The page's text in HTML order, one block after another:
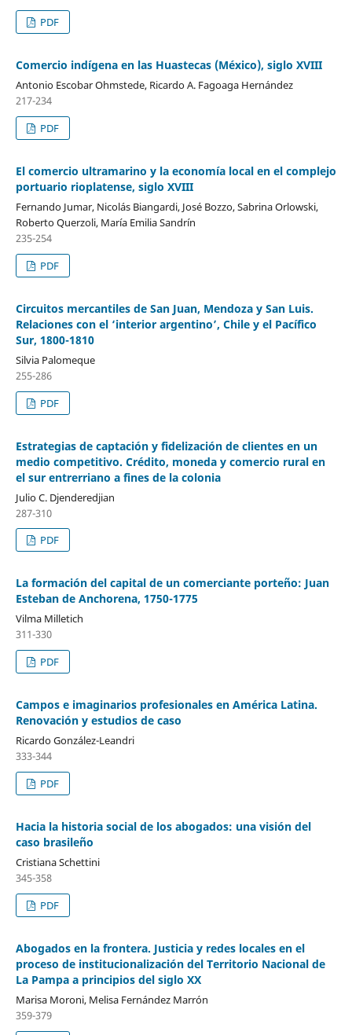
PDF
Comercio indígena en las Huastecas (México), siglo XVIII
Antonio Escobar Ohmstede, Ricardo A. Fagoaga Hernández
217-234
PDF
El comercio ultramarino y la economía local en el complejo
portuario rioplatense, siglo XVIII
Fernando Jumar, Nicolás Biangardi, José Bozzo, Sabrina Orlowski,
Roberto Querzoli, María Emilia Sandrín
235-254
PDF
Circuitos mercantiles de San Juan, Mendoza y San Luis.
Relaciones con el ‘interior argentino’, Chile y el Pacífico
Sur, 1800-1810
Silvia Palomeque
255-286
PDF
Estrategias de captación y fidelización de clientes en un
medio competitivo. Crédito, moneda y comercio rural en
el sur entrerriano a fines de la colonia
Julio C. Djenderedjian
287-310
PDF
La formación del capital de un comerciante porteño: Juan
Esteban de Anchorena, 1750-1775
Vilma Milletich
311-330
PDF
Campos e imaginarios profesionales en América Latina.
Renovación y estudios de caso
Ricardo González-Leandri
333-344
PDF
Hacia la historia social de los abogados: una visión del
caso brasileño
Cristiana Schettini
345-358
PDF
Abogados en la frontera. Justicia y redes locales en el
proceso de institucionalización del Territorio Nacional de
La Pampa a principios del siglo XX
Marisa Moroni, Melisa Fernández Marrón
359-379